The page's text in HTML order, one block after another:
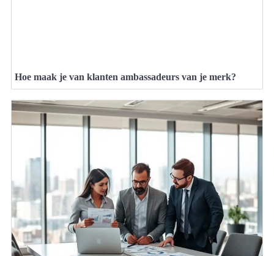
Hoe maak je van klanten ambassadeurs van je merk?